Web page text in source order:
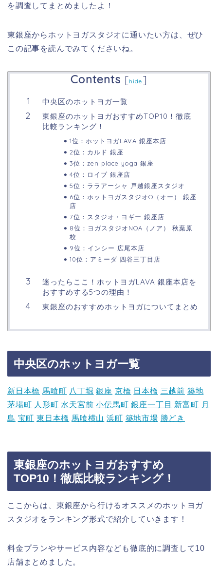
を調査してまとめましたよ！
東銀座からホットヨガスタジオに通いたい方は、ぜひ
この記事を読んでみてくださいね。
Contents [hide ]
中央区のホットヨガ一覧
東銀座のホットヨガおすすめTOP10！徹底
比較ランキング！
1位：ホットヨガLAVA 銀座本店
2位：カルド 銀座
3位：zen place yoga 銀座
4位：ロイブ 銀座店
5位：ララアーシャ 戸越銀座スタジオ
6位：ホットヨガスタジオO（オー） 銀座
店
7位：スタジオ・ヨギー 銀座店
8位：ヨガスタジオNOA（ノア） 秋葉原
校
9位：インシー 広尾本店
10位：アミーダ 四谷三丁目店
迷ったらここ！ホットヨガLAVA 銀座本店を
おすすめする5つの理由！
東銀座のおすすめホットヨガについてまとめ
中央区のホットヨガ一覧
新日本橋 馬喰町 八丁堀 銀座 京橋 日本橋 三越前 築地
茅場町 人形町 水天宮前 小伝馬町 銀座一丁目 新富町 月
島 宝町 東日本橋 馬喰横山 浜町 築地市場 勝どき
東銀座のホットヨガおすすめ
TOP10！徹底比較ランキング！
ここからは、東銀座から行けるオススメのホットヨガ
スタジオをランキング形式で紹介していきます！
料金プランやサービス内容なども徹底的に調査して10
店舗まとめました。